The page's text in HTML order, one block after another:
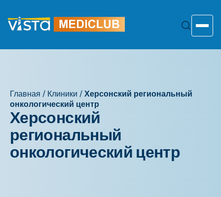
содержанию
Главная / Клиники /Херсонский региональный
онкологический центр
Херсонский
региональный
онкологический центр